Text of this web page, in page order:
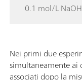
0.1 mol/L NaOH
Nei primi due
simultaneamente ai
associati dopo la